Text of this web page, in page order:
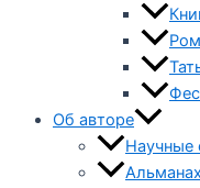
Об авторе
Научные